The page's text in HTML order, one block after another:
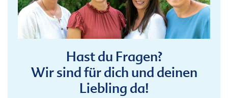
Hast du Fragen?
Wir sind für dich und deinen
Liebling da!